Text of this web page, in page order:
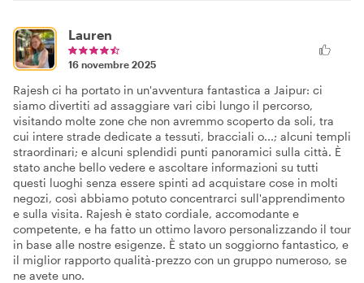
Lauren
16 novembre 2025
Rajesh ci ha portato in un'avventura fantastica a Jaipur: ci
siamo divertiti ad assaggiare vari cibi lungo il percorso,
visitando molte zone che non avremmo scoperto da soli, tra
cui intere strade dedicate a tessuti, bracciali o...; alcuni templi
straordinari; e alcuni splendidi punti panoramici sulla città. È
stato anche bello vedere e ascoltare informazioni su tutti
questi luoghi senza essere spinti ad acquistare cose in molti
negozi, così abbiamo potuto concentrarci sull'apprendimento
e sulla visita. Rajesh è stato cordiale, accomodante e
competente, e ha fatto un ottimo lavoro personalizzando il tour
in base alle nostre esigenze. È stato un soggiorno fantastico, e
il miglior rapporto qualità-prezzo con un gruppo numeroso, se
ne avete uno.